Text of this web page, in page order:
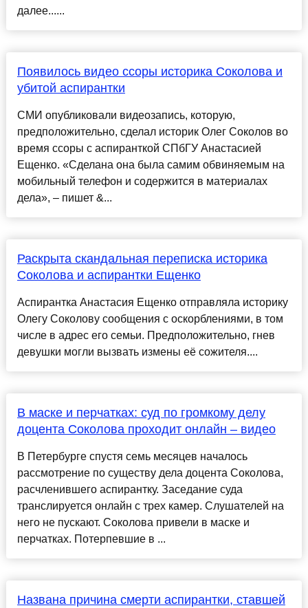
далее......
Появилось видео ссоры историка Соколова и
убитой аспирантки
СМИ опубликовали видеозапись, которую,
предположительно, сделал историк Олег Соколов во
время ссоры с аспиранткой СПбГУ Анастасией
Ещенко. «Сделана она была самим обвиняемым на
мобильный телефон и содержится в материалах
дела», – пишет &...
Раскрыта скандальная переписка историка
Соколова и аспирантки Ещенко
Аспирантка Анастасия Ещенко отправляла историку
Олегу Соколову сообщения с оскорблениями, в том
числе в адрес его семьи. Предположительно, гнев
девушки могли вызвать измены её сожителя....
В маске и перчатках: суд по громкому делу
доцента Соколова проходит онлайн – видео
В Петербурге спустя семь месяцев началось
рассмотрение по существу дела доцента Соколова,
расчленившего аспирантку. Заседание суда
транслируется онлайн с трех камер. Слушателей на
него не пускают. Соколова привели в маске и
перчатках. Потерпевшие в ...
Названа причина смерти аспирантки, ставшей